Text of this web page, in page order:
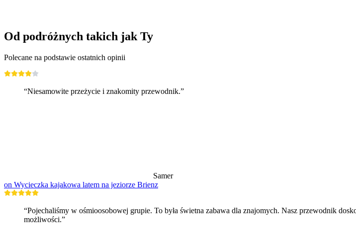
Od podróżnych takich jak Ty
Polecane na podstawie ostatnich opinii
“Niesamowite przeżycie i znakomity przewodnik.”
Samer
on Wycieczka kajakowa latem na jeziorze Brienz
“Pojechaliśmy w ośmioosobowej grupie. To była świetna zabawa dla znajomych. Nasz przewodnik
możliwości.”